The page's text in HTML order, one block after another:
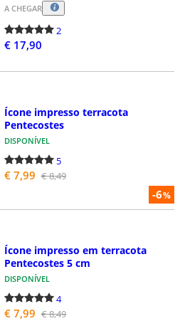
A CHEGAR
2
€ 17,90
-6%
Ícone impresso terracota
Pentecostes
DISPONÍVEL
5
€ 7,99 € 8,49
Ícone impresso em terracota
Pentecostes 5 cm
DISPONÍVEL
4
€ 7,99 € 8,49